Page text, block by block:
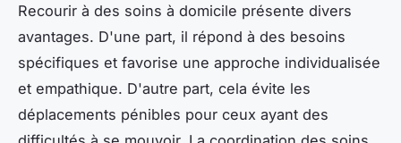
Recourir à des soins à domicile présente divers
avantages. D'une part, il répond à des besoins
spécifiques et favorise une approche individualisée
et empathique. D'autre part, cela évite les
déplacements pénibles pour ceux ayant des